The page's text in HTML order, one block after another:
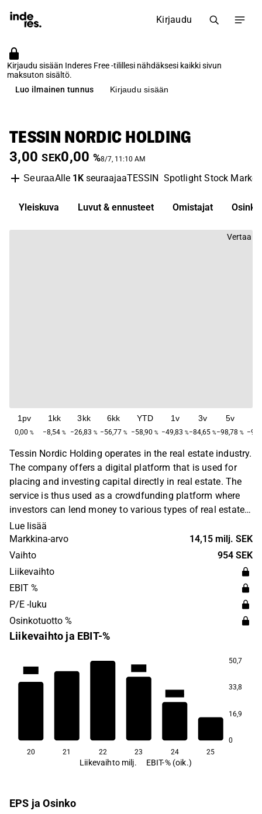
Kirjaudu
Kirjaudu sisään Inderes Free -tilillesi nähdäksesi kaikki sivun
maksuton sisältö.
Luo ilmainen tunnus
Kirjaudu sisään
TESSIN NORDIC HOLDING
3,00 SEK0,00 %8/7, 11:10 AM
SeuraaAlle 1KseuraajaaTESSIN Spotlight Stock Market
Yleiskuva Luvut & ennusteet Omistajat Osinko
Vertaa
1pv
0,00 %
1kk
−8,54 %
3kk
−26,83 %
6kk
−56,77 %
YTD
−58,90 %
1v
−49,83 %
3v
−84,65 %
5v
−98,78 %
Tessin Nordic Holding operates in the real estate industry.
The company offers a digital platform that is used for
placing and investing capital directly in real estate. The
service is thus used as a crowdfunding platform where
investors can lend money to various types of real estate
projects. The largest operations are found around the
Nordic market. The company's headquarters are located
in Stockholm.
Lue lisää
Markkina-arvo
14,15 milj. SEK
Vaihto
954 SEK
Liikevaihto
EBIT %
P/E -luku
Osinkotuotto %
Liikevaihto ja EBIT-%
50,7
33,8
16,9
0
−39,3
−126,6
20 21 22 23 24 25
Liikevaihto milj. EBIT-% (oik.)
EPS ja Osinko